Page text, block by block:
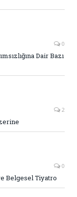
0
Dair Bazı
2
0
Belgesel Tiyatro